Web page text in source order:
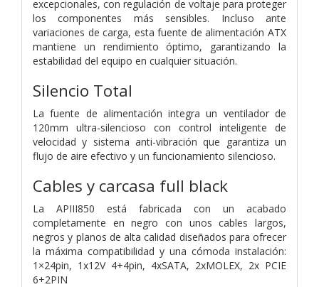
excepcionales, con regulación de voltaje para proteger
los componentes más sensibles. Incluso ante
variaciones de carga, esta fuente de alimentación ATX
mantiene un rendimiento óptimo, garantizando la
estabilidad del equipo en cualquier situación.
Silencio Total
La fuente de alimentación integra un ventilador de
120mm ultra-silencioso con control inteligente de
velocidad y sistema anti-vibración que garantiza un
flujo de aire efectivo y un funcionamiento silencioso.
Cables y carcasa full black
La APIII850 está fabricada con un acabado
completamente en negro con unos cables largos,
negros y planos de alta calidad diseñados para ofrecer
la máxima compatibilidad y una cómoda instalación:
1×24pin, 1x12V 4+4pin, 4xSATA, 2xMOLEX, 2x PCIE
6+2PIN